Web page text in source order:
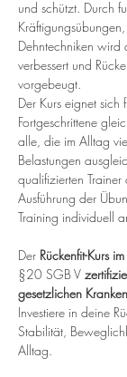
und schützt. Durch
Dehntechniken wird
verbessert und
vorgebeugt.
Der Kurs eignet sich
Fortgeschrittene
alle, die im Alltag
Belastungen
qualifizierten
Ausführung der
Training individuell
Der Rückenfit-Kurs
§20 SGB V
gesetzlichen
Investiere in deine
Stabilität,
Alltag.